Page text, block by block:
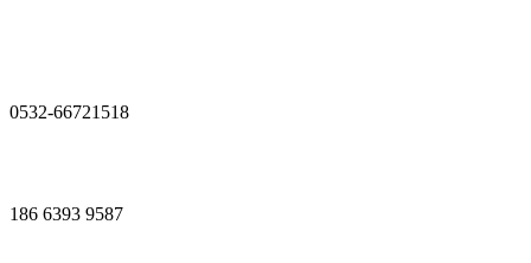
0532-66721518
186 6393 9587